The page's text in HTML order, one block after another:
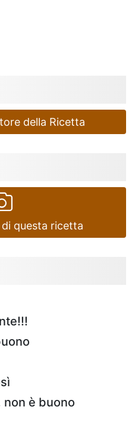
della Ricetta
questa ricetta
non è buono